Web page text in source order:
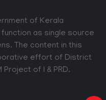
of Kerala
as single source
The content in this
effort of District
of I & PRD.